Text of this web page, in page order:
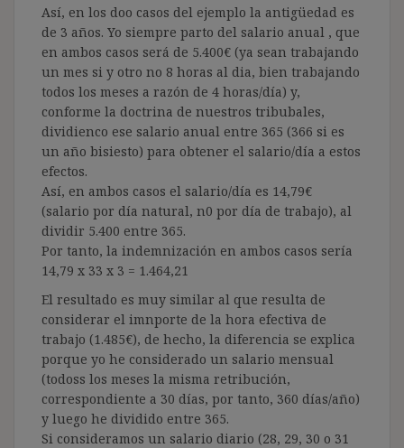
Así, en los doo casos del ejemplo la antigüedad es
de 3 años. Yo siempre parto del salario anual , que
en ambos casos será de 5.400€ (ya sean trabajando
un mes si y otro no 8 horas al dia, bien trabajando
todos los meses a razón de 4 horas/día) y,
conforme la doctrina de nuestros tribubales,
dividienco ese salario anual entre 365 (366 si es
un año bisiesto) para obtener el salario/día a estos
efectos.
Así, en ambos casos el salario/día es 14,79€
(salario por día natural, n0 por día de trabajo), al
dividir 5.400 entre 365.
Por tanto, la indemnización en ambos casos sería
14,79 x 33 x 3 = 1.464,21
El resultado es muy similar al que resulta de
considerar el imnporte de la hora efectiva de
trabajo (1.485€), de hecho, la diferencia se explica
porque yo he considerado un salario mensual
(todoss los meses la misma retribución,
correspondiente a 30 días, por tanto, 360 días/año)
y luego he dividido entre 365.
Si consideramos un salario diario (28, 29, 30 o 31